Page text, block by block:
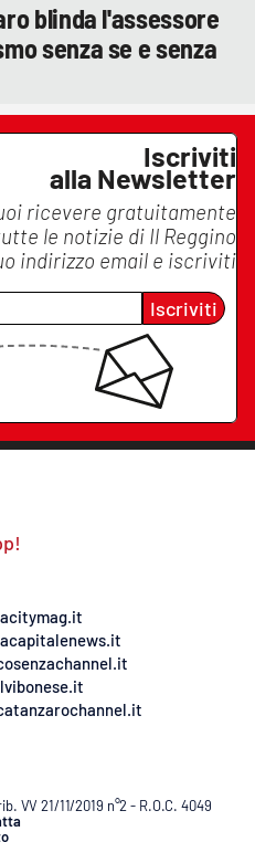
blinda l'assessore
senza se e senza
Iscriviti
alla Newsletter
ricevere gratuitamente
le notizie di Il Reggino
indirizzo email e iscriviti
Iscriviti
VV 21/11/2019 n°2 - R.O.C. 4049